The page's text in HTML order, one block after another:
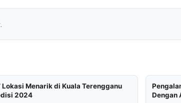
Lokasi Menarik di Kuala Terengganu
2024
Dengan